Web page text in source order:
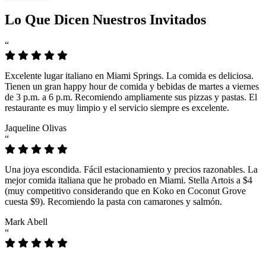
Lo Que Dicen Nuestros Invitados
“
Excelente lugar italiano en Miami Springs. La comida es deliciosa.
Tienen un gran happy hour de comida y bebidas de martes a viernes
de 3 p.m. a 6 p.m. Recomiendo ampliamente sus pizzas y pastas. El
restaurante es muy limpio y el servicio siempre es excelente.
Jaqueline Olivas
“
Una joya escondida. Fácil estacionamiento y precios razonables. La
mejor comida italiana que he probado en Miami. Stella Artois a $4
(muy competitivo considerando que en Koko en Coconut Grove
cuesta $9). Recomiendo la pasta con camarones y salmón.
Mark Abell
“